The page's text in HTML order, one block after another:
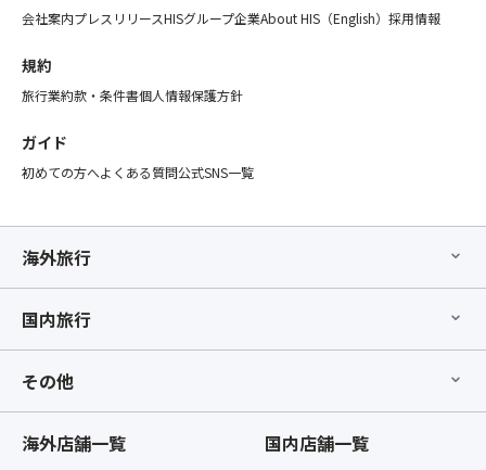
会社案内プレスリリースHISグループ企業About HIS（English） 採用情報
規約
旅行業約款・条件書個人情報保護方針
ガイド
初めての方へよくある質問公式SNS一覧
海外旅行
国内旅行
その他
海外店舗一覧 国内店舗一覧